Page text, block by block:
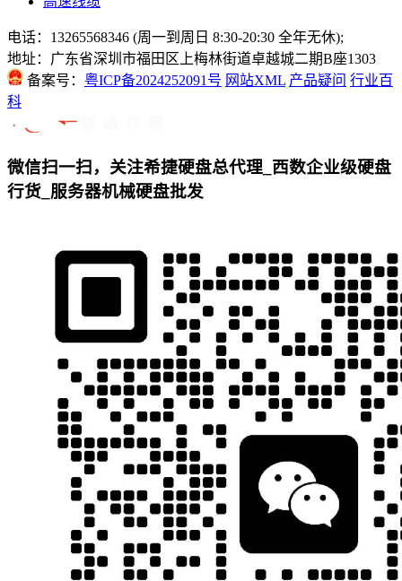
电话：13265568346 (周一到周日 8:30-20:30 全年无休);
地址：广东省深圳市福田区上梅林街道卓越城二期B座1303
备案号： 粤ICP备2024252091号 网站XML 产品疑问 行业百
科
微信扫一扫，关注希捷硬盘总代理_西数企业级硬盘
行货_服务器机械硬盘批发